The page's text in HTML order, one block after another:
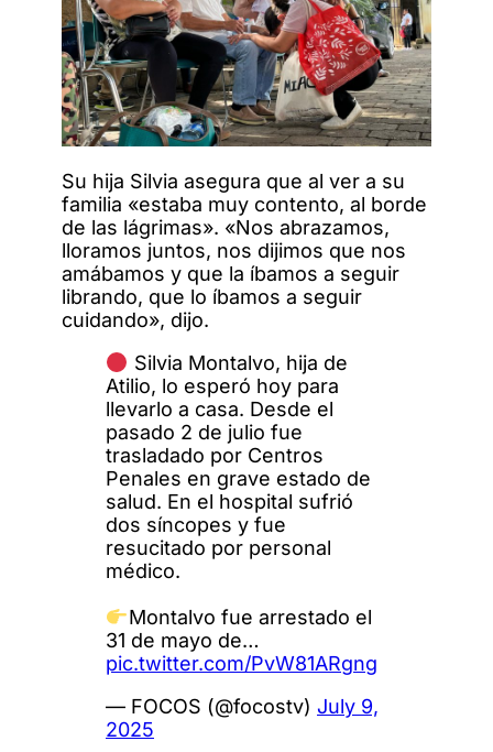
Su hija Silvia asegura que al ver a su
familia «estaba muy contento, al borde
de las lágrimas». «Nos abrazamos,
lloramos juntos, nos dijimos que nos
amábamos y que la íbamos a seguir
librando, que lo íbamos a seguir
cuidando», dijo.
Silvia Montalvo, hija de
Atilio, lo esperó hoy para
llevarlo a casa. Desde el
pasado 2 de julio fue
trasladado por Centros
Penales en grave estado de
salud. En el hospital sufrió
dos síncopes y fue
resucitado por personal
médico.
Montalvo fue arrestado el
31 de mayo de…
pic.twitter.com/PvW81ARgng
— FOCOS (@focostv) July 9,
2025